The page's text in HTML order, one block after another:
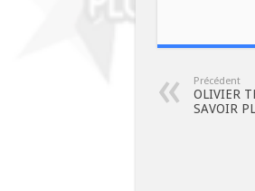
Précédent
OLIVIER
SAVOIR